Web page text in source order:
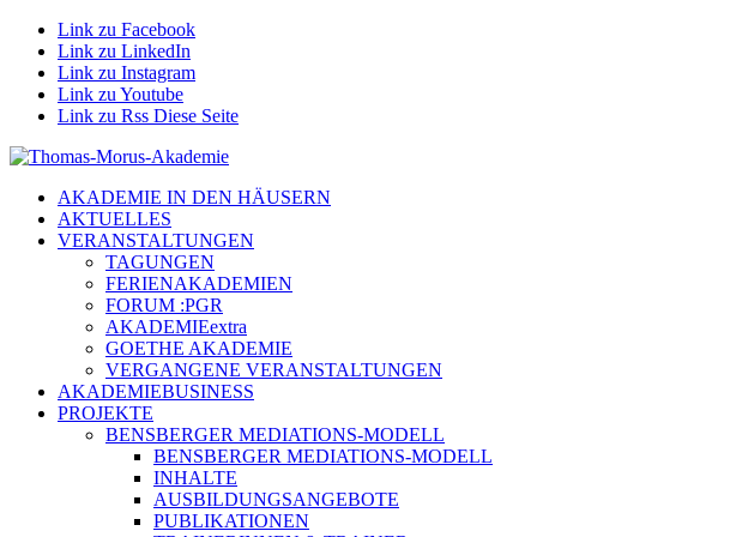
Link zu Facebook
Link zu LinkedIn
Link zu Instagram
Link zu Youtube
Link zu Rss Diese Seite
AKADEMIE IN DEN HÄUSERN
AKTUELLES
VERANSTALTUNGEN
TAGUNGEN
FERIENAKADEMIEN
FORUM :PGR
AKADEMIEextra
GOETHE AKADEMIE
VERGANGENE VERANSTALTUNGEN
AKADEMIEBUSINESS
PROJEKTE
BENSBERGER MEDIATIONS-MODELL
BENSBERGER MEDIATIONS-MODELL
INHALTE
AUSBILDUNGSANGEBOTE
PUBLIKATIONEN